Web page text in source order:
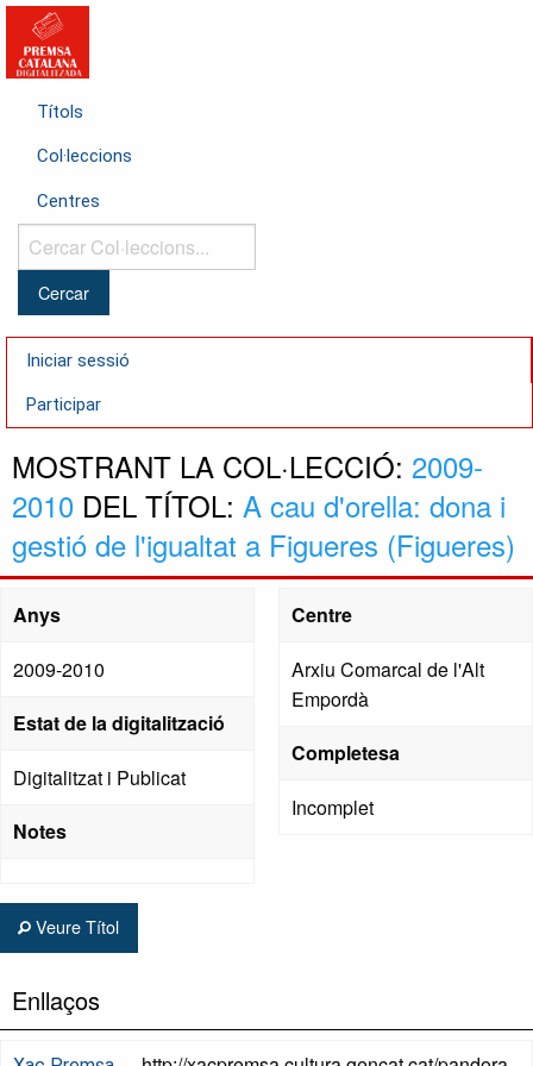
Títols
Col·leccions
Centres
Cercar
Col·leccions...
Iniciar sessió
Participar
MOSTRANT LA COL·LECCIÓ: 2009-
2010 DEL TÍTOL: A cau d'orella: dona i
gestió de l'igualtat a Figueres (Figueres)
Anys
2009-2010
Estat de la digitalització
Digitalitzat i Publicat
Notes
Centre
Arxiu Comarcal de l'Alt
Empordà
Completesa
Incomplet
Veure Títol
Enllaços